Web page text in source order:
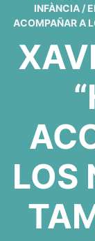
INFÀNCIA /
ACOMPAÑAR A
LOS